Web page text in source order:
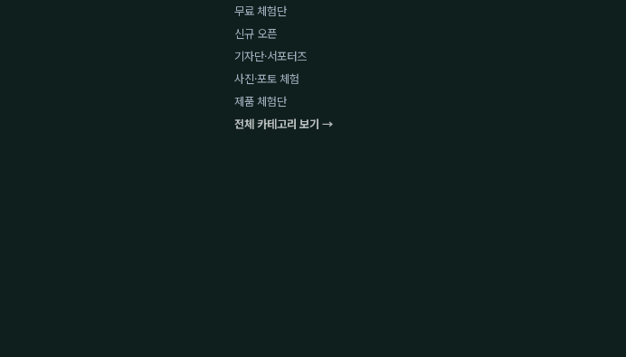
무료 체험단
신규 오픈
기자단·서포터즈
사진·포토 체험
제품 체험단
전체 카테고리 보기 →